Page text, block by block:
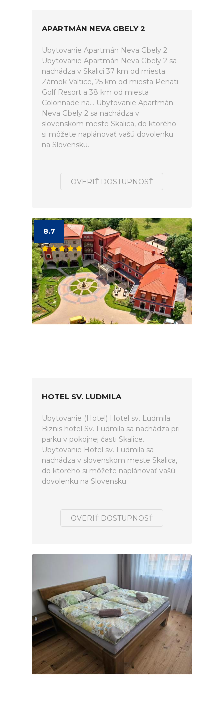
APARTMÁN NEVA GBELY 2
Ubytovanie Apartmán Neva Gbely 2.
Ubytovanie Apartmán Neva Gbely 2 sa
nachádza v Skalici 37 km od miesta
Zámok Valtice, 25 km od miesta Penati
Golf Resort a 38 km od miesta
Colonnade na... Ubytovanie Apartmán
Neva Gbely 2 sa nachádza v
slovenskom meste Skalica, do ktorého
si môžete naplánovať vašú dovolenku
na Slovensku.
OVERIŤ DOSTUPNOSŤ
8.7
HOTEL SV. LUDMILA
Ubytovanie (Hotel) Hotel sv. Ludmila.
Biznis hotel Sv. Ludmila sa nachádza pri
parku v pokojnej časti Skalice.
Ubytovanie Hotel sv. Ludmila sa
nachádza v slovenskom meste Skalica,
do ktorého si môžete naplánovať vašú
dovolenku na Slovensku.
OVERIŤ DOSTUPNOSŤ